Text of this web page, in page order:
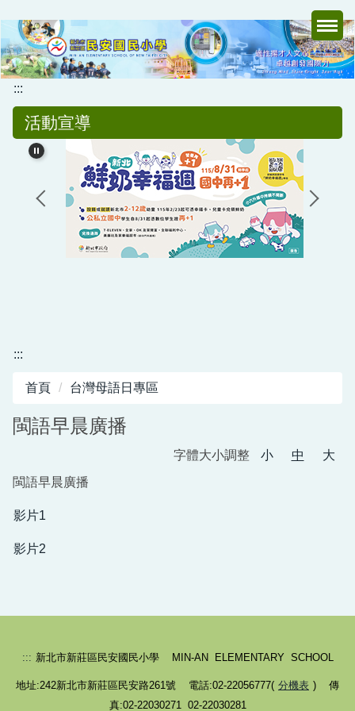
到
主
要
內
容
:::
活動宣導
:::
首頁 台灣母語日專區
閩語早晨廣播
字體大小調整 小 中
大
閩語早晨廣播
影片1
影片2
::: 新北市新莊區民安國民小學 MIN-AN ELEMENTARY SCHOOL
地址:242新北市新莊區民安路261號 電話:02-22056777( 分機表 ) 傳
真:02-22030271 02-22030281